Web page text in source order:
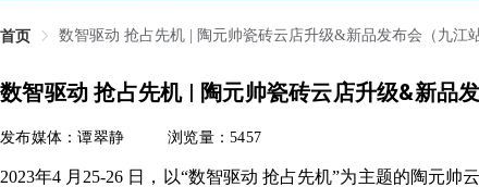
首页 数智驱动 抢占先机 | 陶元帅瓷砖云店升级&新品发布会（九江
数智驱动 抢占先机 | 陶元帅瓷砖云店升级&新品
发布媒体：谭翠静 浏览量：5457
2023年4 月25-26 日，以“数智驱动 抢占先机”为主题的陶元